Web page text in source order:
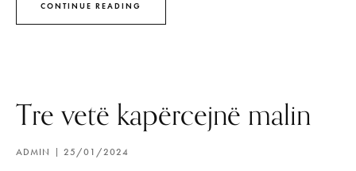
CONTINUE READING
Tre vetë kapërcejnë malin
ADMIN 25/01/2024